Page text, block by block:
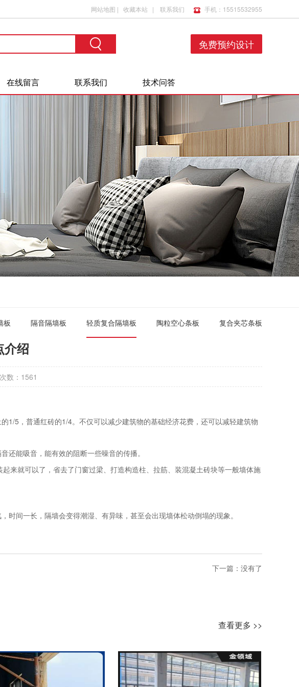
网站地图 | 收藏本站 | 联系我们 手机：15515532955
免费预约设计
在线留言 联系我们 技术问答
板 隔音隔墙板 轻质复合隔墙板 陶粒空心条板 复合夹芯条板
介绍
数： 1561
5，普通红砖的1/4。不仅可以减少建筑物的基础经济花费，还可以减轻建筑物
能吸音，能有效的阻断一些噪音的传播。
就可以了，省去了门窗过梁、打造构造柱、拉筋、装混凝土砖块等一般墙体施
间一长，隔墙会变得潮湿、有异味，甚至会出现墙体松动倒塌的现象。
下一篇：没有了
查看更多 >>